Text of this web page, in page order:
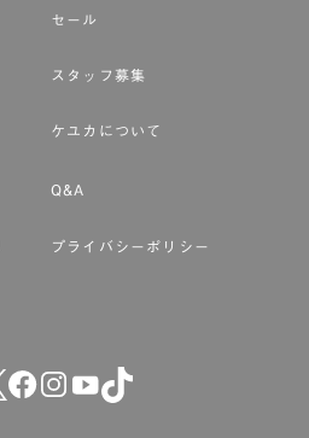
セール
スタッフ募集
ケユカについて
Q&A
プライバシーポリシー